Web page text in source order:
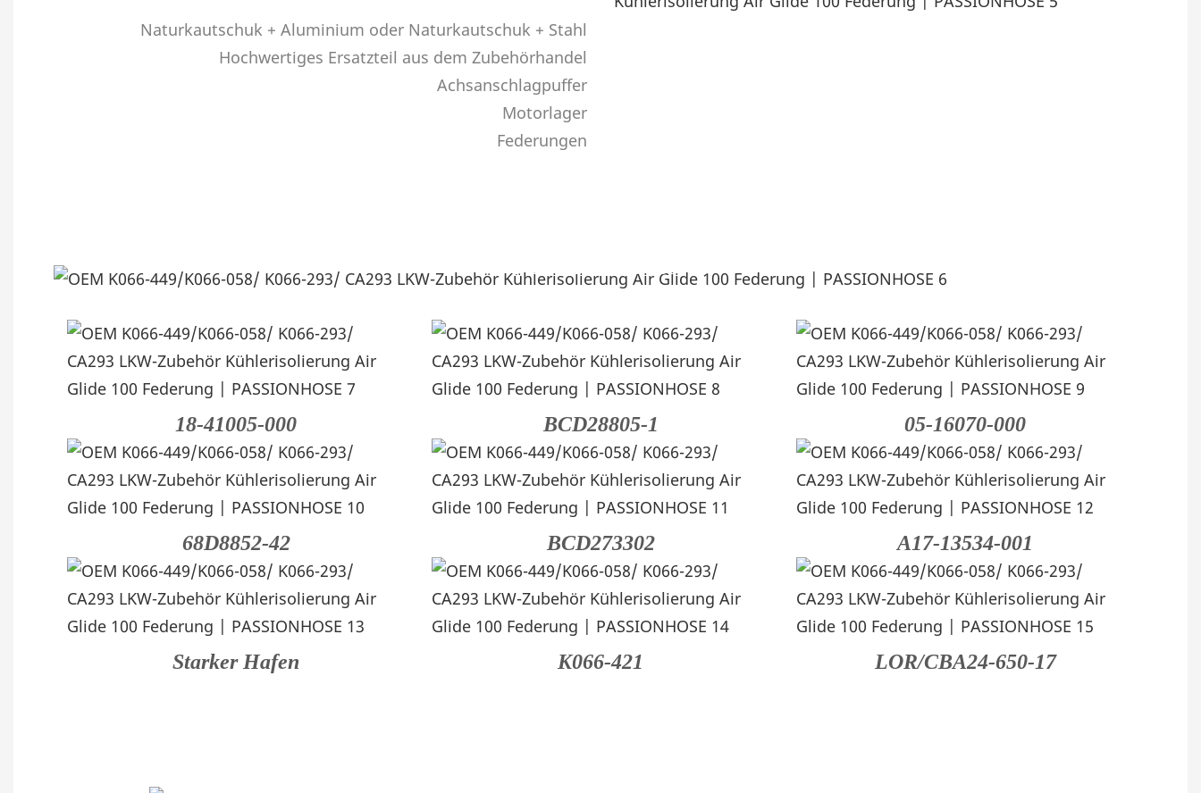
Naturkautschuk + Aluminium oder Naturkautschuk + Stahl
Hochwertiges Ersatzteil aus dem Zubehörhandel
Achsanschlagpuffer
Motorlager
Federungen
18-41005-000 BCD28805-1 05-16070-000
68D8852-42 BCD273302 A17-13534-001
Starker Hafen K066-421 LOR/CBA24-650-17